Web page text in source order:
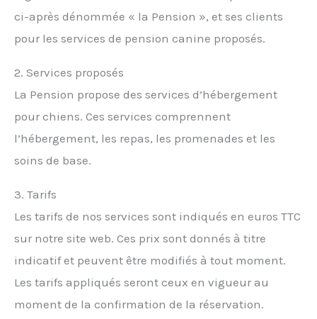
ci-après dénommée « la Pension », et ses clients
pour les services de pension canine proposés.
2. Services proposés
La Pension propose des services d’hébergement
pour chiens. Ces services comprennent
l’hébergement, les repas, les promenades et les
soins de base.
3. Tarifs
Les tarifs de nos services sont indiqués en euros TTC
sur notre site web. Ces prix sont donnés à titre
indicatif et peuvent être modifiés à tout moment.
Les tarifs appliqués seront ceux en vigueur au
moment de la confirmation de la réservation.